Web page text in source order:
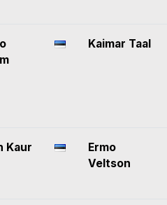
Kaimar Taal
Kaur
Ermo
Veltson